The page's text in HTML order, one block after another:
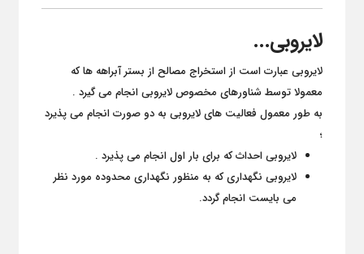
لایروبی...
لایروبی عبارت است از استخراج مصالح از بستر آبراهه ها که
معمولا توسط شناورهای مخصوص لایروبی انجام می گیرد .
به طور معمول فعالیت های لایروبی به دو صورت انجام می پذیرد
؛
لایروبی احداث که برای بار اول انجام می پذیرد .
لایروبی نگهداری که به منظور نگهداری محدوده مورد نظر
می بایست انجام گردد.